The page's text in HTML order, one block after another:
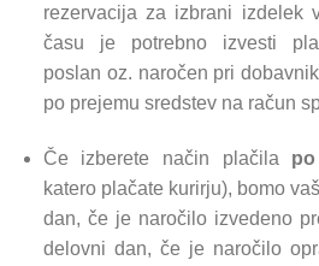
rezervacija za izbrani izdelek
času je potrebno izvesti
poslan oz. naročen pri
po prejemu sredstev na račun
Če izberete način plačila
katero plačate kurirju), bomo
dan, če je naročilo izvedeno
delovni dan, če je naročilo